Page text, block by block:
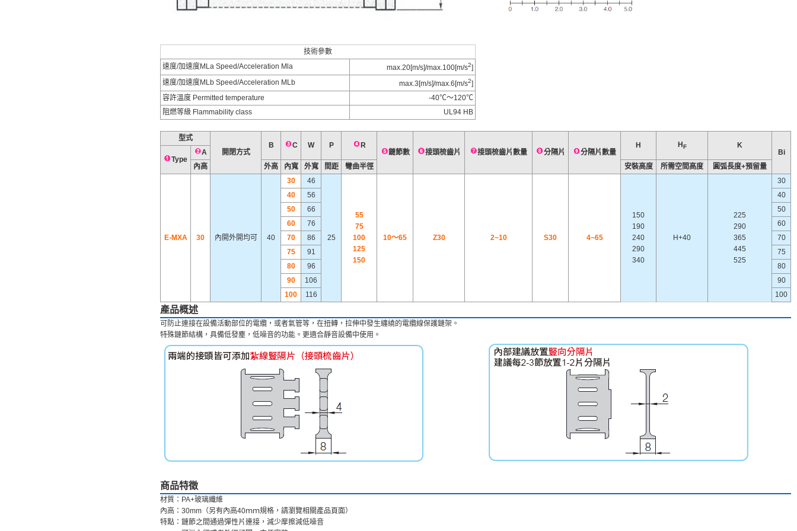
技術參數
速度/加速度MLa Speed/Acceleration Mla
max.20[m/s]/max.100[m/s2]
速度/加速度MLb Speed/Acceleration MLb
max.3[m/s]/max.6[m/s2]
容許溫度 Permitted temperature
-40℃～120℃
阻燃等級 Flammability class
UL94 HB
型式
開閉方式
B C W P
R
鏈節數
接頭梳齒片 接頭梳齒片數量 分隔片 分隔片數量
H H F
K
Bi
Type
A
內高
外高 內寬 外寬 間距 彎曲半徑 安裝高度 所需空間高度 圓弧長度+預留量
E-MXA 30 內開外開均可 40
30 46
25
55
75
100
125
150
10～65 Z30 2~10 S30 4~65
150
190
240
290
340
H+40
225
290
365
445
525
30
40
56
40
50
66
50
60
76
60
70
86
70
75
91
75
80
96
80
90
106
90
100
116 100
產品概述
可防止連接在設備活動部位的電纜，或者氣管等，在扭轉，拉伸中發生纏繞的電纜線保護鏈架。
特殊鏈節結構，具備低發塵，低噪音的功能。更適合靜音設備中使用。
商品特徵
材質：PA+玻璃纖維
內高：30mm（另有內高40ｍｍ規格，請瀏覽相關產品頁面）
特點：鏈節之間通過彈性片連接，減少摩擦減低噪音